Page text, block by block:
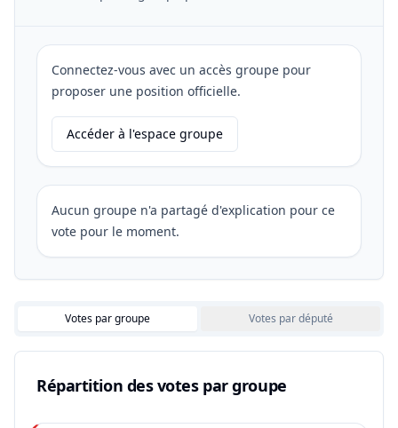
Connectez-vous avec un accès groupe pour
proposer une position officielle.
Accéder à l'espace groupe
Aucun groupe n'a partagé d'explication pour ce
vote pour le moment.
Votes par groupe Votes par député
Répartition des votes par groupe